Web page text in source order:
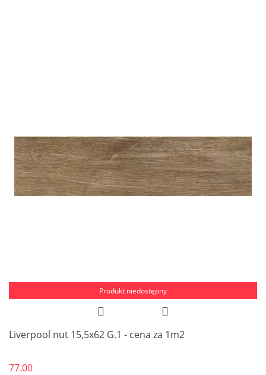
Produkt niedostępny
Liverpool nut 15,5x62 G.1 - cena za 1m2
77.00